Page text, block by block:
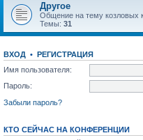
Другое
Общение на тему козловых
Темы: 31
ВХОД • РЕГИСТРАЦИЯ
Имя пользователя:
Пароль:
Забыли пароль?
КТО СЕЙЧАС НА КОНФЕРЕНЦИИ